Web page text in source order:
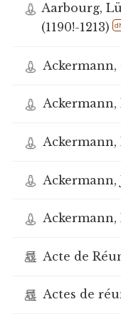
Aarbourg,
(1190!-1213)
Ackermann,
Ackermann,
Ackermann,
Ackermann,
Ackermann,
Acte de
Actes de